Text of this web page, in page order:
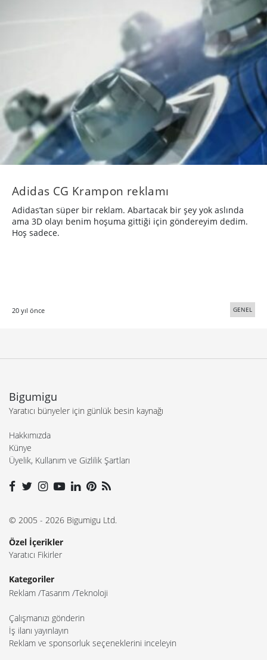
Adidas CG Krampon reklamı
Adidas’tan süper bir reklam. Abartacak bir şey yok aslında
ama 3D olayı benim hoşuma gittiği için göndereyim dedim.
Hoş sadece.
20 yıl önce GENEL
Bigumigu
Yaratıcı bünyeler için günlük besin kaynağı
Hakkımızda
Künye
Üyelik, Kullanım ve Gizlilik Şartları
© 2005 - 2026 Bigumigu Ltd.
Özel İçerikler
Yaratıcı Fikirler
Kategoriler
Reklam Tasarım Teknoloji
Çalışmanızı gönderin
İş ilanı yayınlayın
Reklam ve sponsorluk seçeneklerini inceleyin